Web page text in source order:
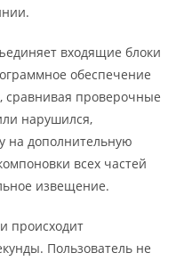
входящие блоки
обеспечение
сравнивая проверочные
нарушился,
на дополнительную
всех частей
извещение.
происходит
Пользователь не